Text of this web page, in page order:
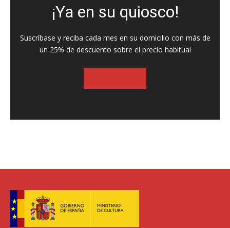
¡Ya en su quiosco!
Suscríbase y reciba cada mes en su domicilio con más de
un 25% de descuento sobre el precio habitual